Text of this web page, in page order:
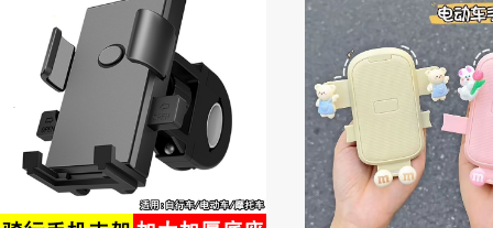
リング用品、マウンテン
クセサリー、自転車装飾